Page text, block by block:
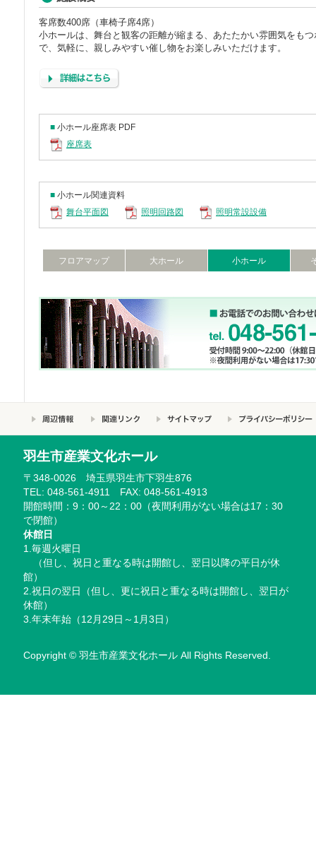
客席数400席（車椅子席4席）
小ホールは、舞台と観客の距離が縮まる、あたたかい雰囲気をも
で、気軽に、親しみやすい催し物をお楽しみいただけます。
■ 小ホール座席表 PDF
座席表
■ 小ホール関連資料
舞台平面図
照明回路図 照明常設設備
フロアマップ 大ホール 小ホール
羽生市産業文化ホール
〒348-0026 埼玉県羽生市下羽生876
TEL: 048-561-4911 FAX: 048-561-4913
開館時間：9：00～22：00（夜間利用がない場合は17：30
で閉館）
休館日
1.毎週火曜日
（但し、祝日と重なる時は開館し、翌日以降の平日が休
館）
2.祝日の翌日（但し、更に祝日と重なる時は開館し、翌日が
休館）
3.年末年始（12月29日～1月3日）
Copyright © 羽生市産業文化ホール All Rights Reserved.